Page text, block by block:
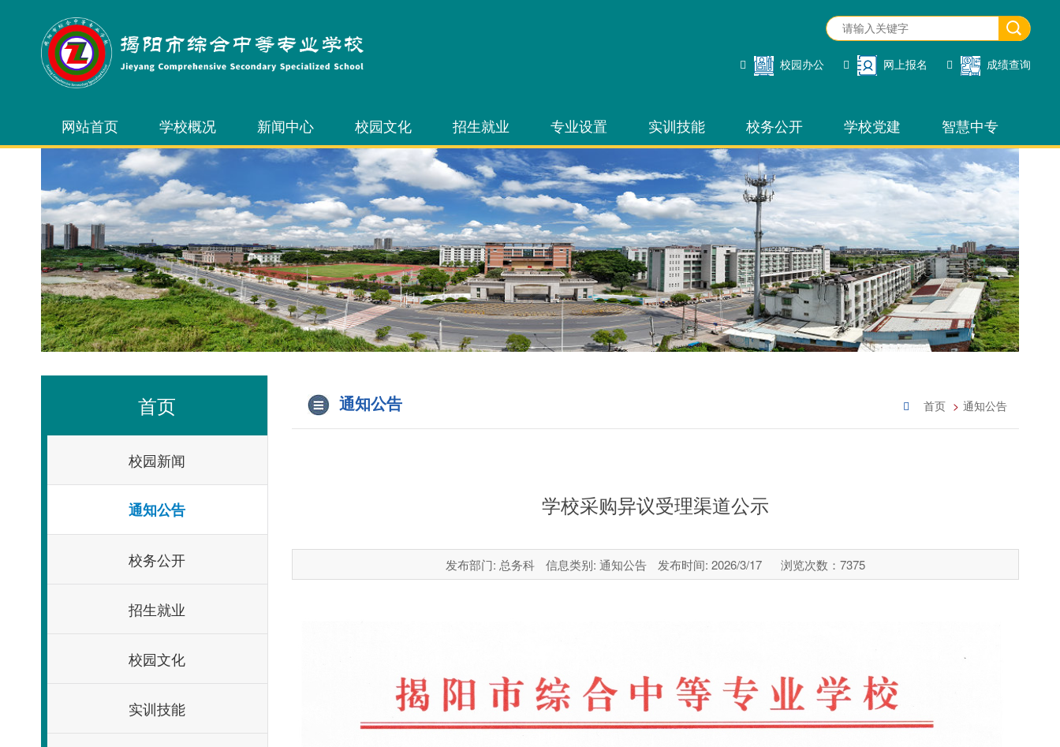
校园办公 网上报名 成绩查询
网站首页 学校概况
学校简介
学校领导
内设机构
学校风光
学校荣誉
校长信箱
新闻中心
校园新闻
通知公告
校务公开
校园文化
文化艺术节
技能节
学生社团
招生就业
招生信息
就业信息
专业设置
中职专业
三二分段专业
3+证书考试
自主招生考试
实训技能
技能竞赛
技能考证
校务公开 学校党建 智慧中专
校园办公
网上报名
招生管理
成绩查询
网站管理
首页
校园新闻
通知公告
校务公开
招生就业
校园文化
实训技能
通知公告 首页 通知公告
学校采购异议受理渠道公示
发布部门: 总务科 信息类别: 通知公告 发布时间: 2026/3/17 浏览次数： 7375